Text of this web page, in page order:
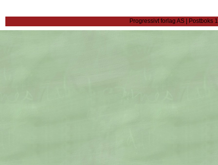
Progressivt forlag AS | Postboks